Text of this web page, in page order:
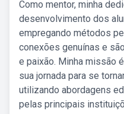
Como mentor, minha
desenvolvimento dos
empregando métodos
conexões genuínas e
e paixão. Minha missão
sua jornada para se
utilizando abordagens
pelas principais